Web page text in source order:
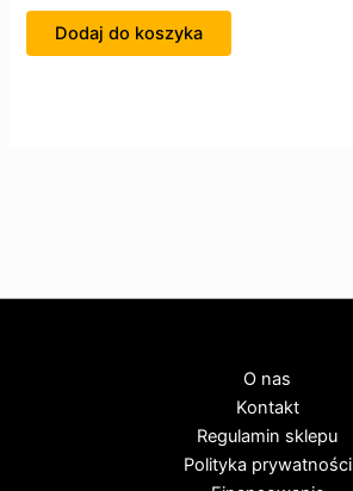
Dodaj do koszyka
O nas
Kontakt
Regulamin sklepu
Polityka prywatności